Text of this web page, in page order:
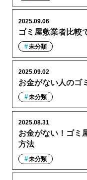
ゴミ屋敷業者比較
2025.09.06
未分類
お金がない人のゴ
2025.09.02
未分類
お金がない！ゴミ
方法
2025.08.31
未分類